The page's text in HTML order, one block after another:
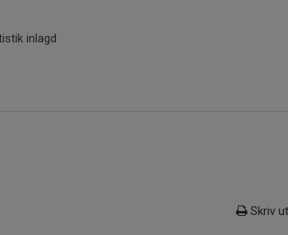
inlagd
Skriv ut